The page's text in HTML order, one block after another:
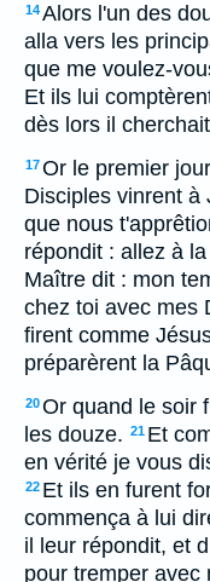
14Alors l'un des
alla vers les
que me voulez-
Et ils lui
dès lors il
17Or le premier
Disciples vinrent à
que nous
répondit : allez à
Maître dit : mon
chez toi avec mes
firent comme
préparèrent la
20Or quand le soir
les douze. 21 Et
en vérité je vous
22 Et ils en furent
commença à lui
il leur répondit, et
pour tremper avec